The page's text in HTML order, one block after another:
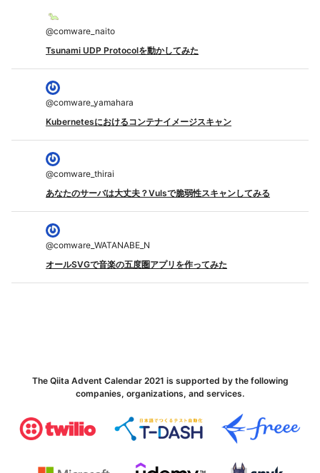
@comware_naito
Tsunami UDP Protocolを動かしてみた
@comware_yamahara
Kubernetesにおけるコンテナイメージスキャン
@comware_thirai
あなたのサーバは大丈夫？Vulsで脆弱性スキャンしてみる
@comware_WATANABE_N
オールSVGで音楽の五度圏アプリを作ってみた
The Qiita Advent Calendar 2021 is supported by the following
companies, organizations, and services.